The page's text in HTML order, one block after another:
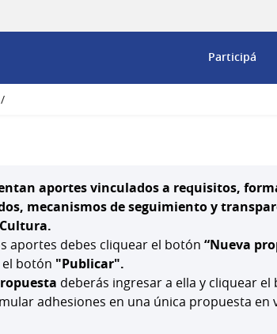
Participá
/
aportes vinculados a requisitos,
mecanismos de seguimiento y
aportes debes cliquear el botón “Nueva
botón "Publicar".
deberás ingresar a ella y cliquear el
adhesiones en una única propuesta